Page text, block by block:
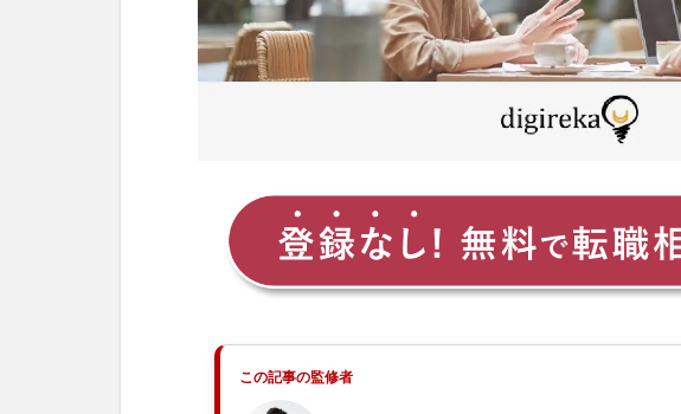
析能
力
キル
力と
この記事の監修者